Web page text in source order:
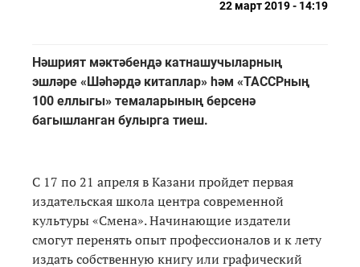
22 март 2019 - 14:19
Нәшрият мәктәбендә катнашучыларның
эшләре «Шәһәрдә китаплар» һәм «ТАССРның
100 еллыгы» темаларының берсенә
багышланган булырга тиеш.
С 17 по 21 апреля в Казани пройдет первая
издательская школа центра современной
культуры «Смена». Начинающие издатели
смогут перенять опыт профессионалов и к лету
издать собственную книгу или графический